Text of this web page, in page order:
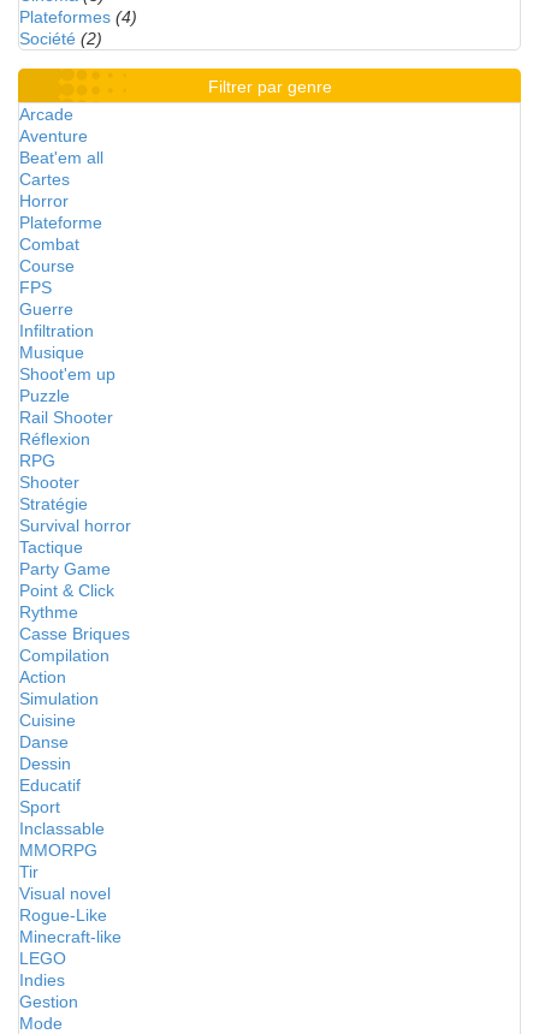
Plateformes (4)
Société (2)
Filtrer par genre
Arcade
Aventure
Beat'em all
Cartes
Horror
Plateforme
Combat
Course
FPS
Guerre
Infiltration
Musique
Shoot'em up
Puzzle
Rail Shooter
Réflexion
RPG
Shooter
Stratégie
Survival horror
Tactique
Party Game
Point & Click
Rythme
Casse Briques
Compilation
Action
Simulation
Cuisine
Danse
Dessin
Educatif
Sport
Inclassable
MMORPG
Tir
Visual novel
Rogue-Like
Minecraft-like
LEGO
Indies
Gestion
Mode